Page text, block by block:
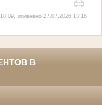
изменено 27.07.2026 13:16
В